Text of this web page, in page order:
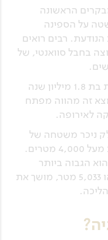
הראשונה
על הספינה
רבים רואים
בחבל סוואנטי, של
ארכיאולוגים גילו לאחרונה גולגלת בת 1.8 מיליון שנה
זה מהווה מפתח
לאירופה.
ניכר משטחה של
גאורגיה. פסגות רבות מתנשאות מעל 4,000 מטרים.
5,068 מטר, הוא הגבוה ביותר
במדינה, אבל ההר קזבגי, שגובהו 5,033 מטר, מושך את